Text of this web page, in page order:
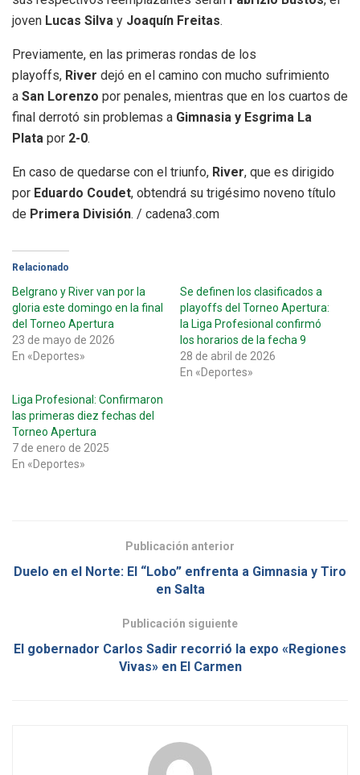
joven Lucas Silva y Joaquín Freitas.
Previamente, en las primeras rondas de los
playoffs, River dejó en el camino con mucho sufrimiento
a San Lorenzo por penales, mientras que en los cuartos de
final derrotó sin problemas a Gimnasia y Esgrima La
Plata por 2-0.
En caso de quedarse con el triunfo, River, que es dirigido
por Eduardo Coudet, obtendrá su trigésimo noveno título
de Primera División. / cadena3.com
Relacionado
Belgrano y River van por la
gloria este domingo en la final
del Torneo Apertura
23 de mayo de 2026
En «Deportes»
Se definen los clasificados a
playoffs del Torneo Apertura:
la Liga Profesional confirmó
los horarios de la fecha 9
28 de abril de 2026
En «Deportes»
Liga Profesional: Confirmaron
las primeras diez fechas del
Torneo Apertura
7 de enero de 2025
En «Deportes»
Publicación anterior
Duelo en el Norte: El “Lobo” enfrenta a Gimnasia y Tiro
en Salta
Publicación siguiente
El gobernador Carlos Sadir recorrió la expo «Regiones
Vivas» en El Carmen